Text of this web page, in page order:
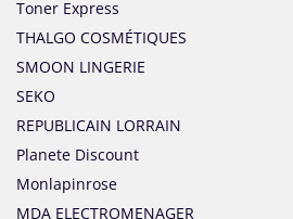
Toner Express
THALGO COSMÉTIQUES
SMOON LINGERIE
SEKO
REPUBLICAIN LORRAIN
Planete Discount
Monlapinrose
MDA ELECTROMENAGER